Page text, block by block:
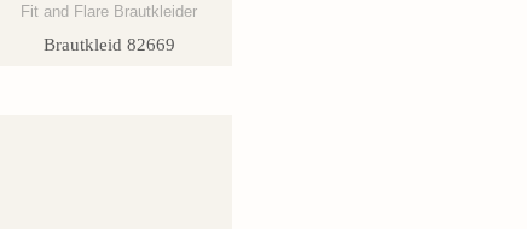
Fit and Flare Brautkleider
Brautkleid 82669